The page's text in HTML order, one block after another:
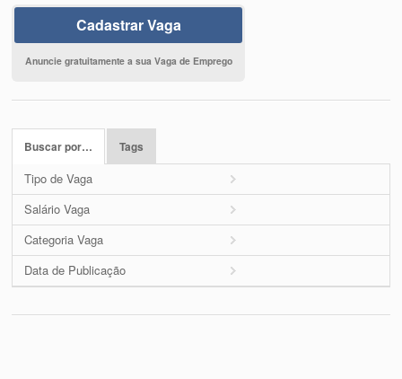
Cadastrar Vaga
Anuncie gratuitamente a sua Vaga de Emprego
Buscar por… Tags
Tipo de Vaga
Salário Vaga
Categoria Vaga
Data de Publicação